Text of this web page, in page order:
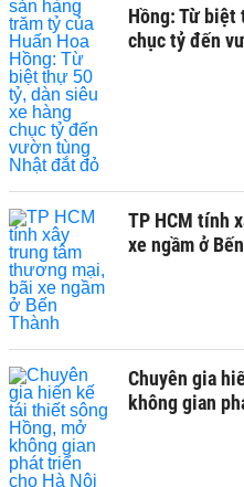
Hồng: Từ biệt
chục tỷ đến
TP HCM tính
xe ngầm ở
Chuyên gia
không gian